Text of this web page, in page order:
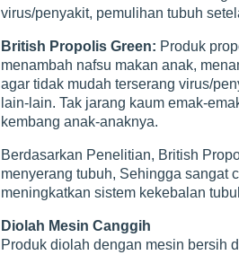
virus/penyakit, pemulihan tubuh
British Propolis Green: Produk
menambah nafsu makan anak,
agar tidak mudah terserang virus/
lain-lain. Tak jarang kaum emak-
kembang anak-anaknya.
Berdasarkan Penelitian, British
menyerang tubuh, Sehingga sangat
meningkatkan sistem kekebalan
Diolah Mesin Canggih
Produk diolah dengan mesin bersih